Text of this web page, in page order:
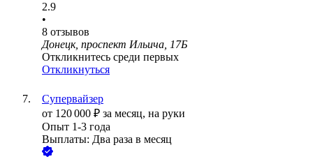
2.9
•
8 отзывов
Донецк, проспект Ильича, 17Б
Откликнитесь среди первых
Откликнуться
Супервайзер
от 120 000 ₽ за месяц, на руки
Опыт 1-3 года
Выплаты: Два раза в месяц